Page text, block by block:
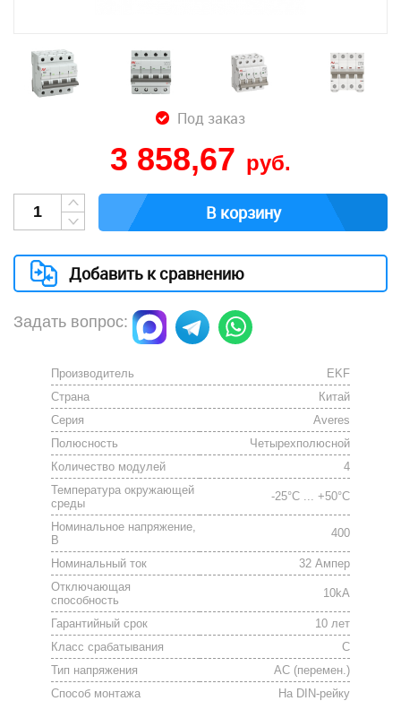
Под заказ
3 858,67 руб.
В корзину
Добавить к сравнению
Задать вопрос:
Производитель
EKF
Страна
Китай
Серия
Averes
Полюсность
Четырехполюсной
Количество модулей
4
Температура окружающей
среды
-25°C ... +50°C
Номинальное напряжение,
В
400
Номинальный ток
32 Ампер
Отключающая
способность
10kA
Гарантийный срок
10 лет
Класс срабатывания
C
Тип напряжения
АС (перемен.)
Способ монтажа
На DIN-рейку